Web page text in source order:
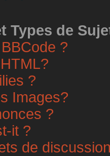
Types de
?
?
Images?
?
it ?
de